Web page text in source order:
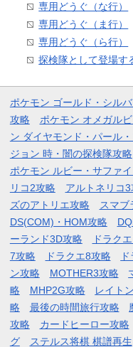
専用どうぐ（な行）
専用どうぐ（ま行）
専用どうぐ（ら行）
探検隊として登場す
ポケモン ゴールド・シル
攻略
ポケモン オメガル
ン ダイヤモンド・パール
ジョン 時・闇の探検隊攻略
ポケモン ルビー・サファ
リコ2攻略
アルトネリコ3
ズのアトリエ攻略
スマブ
DS(COM)・HOM攻略
ーランド3D攻略
ドラク
7攻略
ドラクエ8攻略
ン攻略
MOTHER3攻略
略
MHP2G攻略 レイト
略
最後の時間旅行攻略
攻略
カードヒーロー攻略
グ
ステルス将棋 棋譜再生